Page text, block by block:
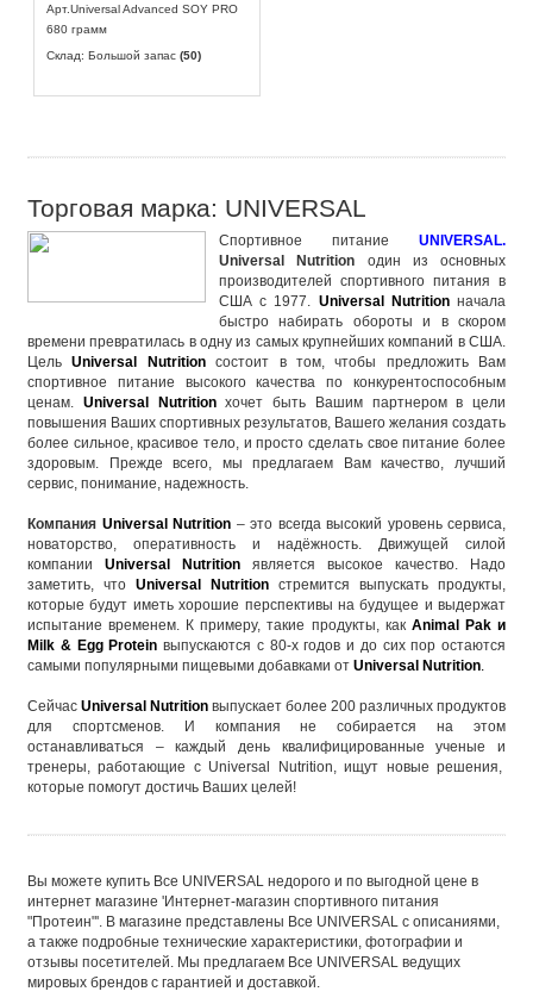
Арт.Universal Advanced SOY PRO
680 грамм
Склад: Большой запас (50)
Торговая марка: UNIVERSAL
Спортивное питание UNIVERSAL.
Universal Nutrition один из основных
производителей спортивного питания в
США с 1977. Universal Nutritionначала
быстро набирать обороты и в скором
времени превратилась в одну из самых крупнейших компаний в США.
ЦельUniversal Nutritionсостоит в том, чтобы предложить Вам
спортивное питание высокого качества по конкурентоспособным
ценам. Universal Nutritionхочет быть Вашим партнером в цели
повышения Ваших спортивных результатов, Вашего желания создать
более сильное, красивое тело, и просто сделать свое питание более
здоровым. Прежде всего, мы предлагаем Вам качество, лучший
сервис, понимание, надежность.
Компания Universal Nutrition – это всегда высокий уровень сервиса,
новаторство, оперативность и надёжность. Движущей силой
компании Universal Nutrition является высокое качество. Надо
заметить, что Universal Nutrition стремится выпускать продукты,
которые будут иметь хорошие перспективы на будущее и выдержат
испытание временем. К примеру, такие продукты, как Animal Pak и
Milk & Egg Protein выпускаются с 80-х годов и до сих пор остаются
самыми популярными пищевыми добавками от Universal Nutrition.
Сейчас Universal Nutrition выпускает более 200 различных продуктов
для спортсменов. И компания не собирается на этом
останавливаться – каждый день квалифицированные ученые и
тренеры, работающие с Universal Nutrition, ищут новые решения,
которые помогут достичь Ваших целей!
Вы можете купить Все UNIVERSAL недорого и по выгодной цене в
интернет магазине 'Интернет-магазин спортивного питания
"Протеин"'. В магазине представлены Все UNIVERSAL с описаниями,
а также подробные технические характеристики, фотографии и
отзывы посетителей. Мы предлагаем Все UNIVERSAL ведущих
мировых брендов с гарантией и доставкой.